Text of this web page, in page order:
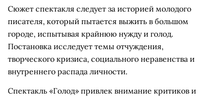
Сюжет спектакля следует за историей молодого
писателя, который пытается выжить в большом
городе, испытывая крайнюю нужду и голод.
Постановка исследует темы отчуждения,
творческого кризиса, социального неравенства и
внутреннего распада личности.
Спектакль «Голод» привлек внимание критиков и